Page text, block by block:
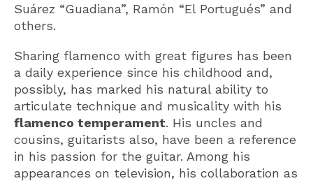
Suárez “Guadiana”, Ramón “El Portugués” and
others.
Sharing flamenco with great figures has been
a daily experience since his childhood and,
possibly, has marked his natural ability to
articulate technique and musicality with his
flamenco temperament. His uncles and
cousins, guitarists also, have been a reference
in his passion for the guitar. Among his
appearances on television, his collaboration as